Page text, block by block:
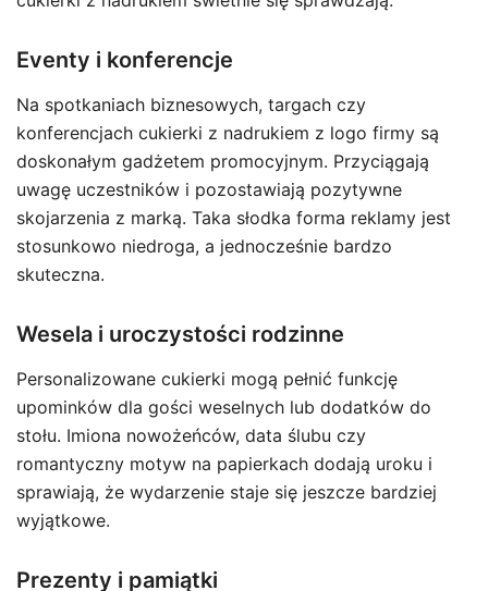
Eventy i konferencje
Na spotkaniach biznesowych, targach czy
konferencjach cukierki z nadrukiem z logo firmy są
doskonałym gadżetem promocyjnym. Przyciągają
uwagę uczestników i pozostawiają pozytywne
skojarzenia z marką. Taka słodka forma reklamy jest
stosunkowo niedroga, a jednocześnie bardzo
skuteczna.
Wesela i uroczystości rodzinne
Personalizowane cukierki mogą pełnić funkcję
upominków dla gości weselnych lub dodatków do
stołu. Imiona nowożeńców, data ślubu czy
romantyczny motyw na papierkach dodają uroku i
sprawiają, że wydarzenie staje się jeszcze bardziej
wyjątkowe.
Prezenty i pamiątki